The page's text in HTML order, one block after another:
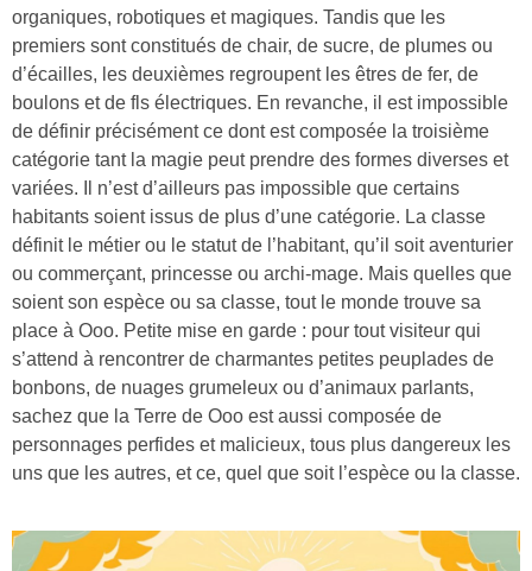
organiques, robotiques et magiques. Tandis que les
premiers sont constitués de chair, de sucre, de plumes ou
d’écailles, les deuxièmes regroupent les êtres de fer, de
boulons et de fls électriques. En revanche, il est impossible
de définir précisément ce dont est composée la troisième
catégorie tant la magie peut prendre des formes diverses et
variées. Il n’est d’ailleurs pas impossible que certains
habitants soient issus de plus d’une catégorie. La classe
définit le métier ou le statut de l’habitant, qu’il soit aventurier
ou commerçant, princesse ou archi-mage. Mais quelles que
soient son espèce ou sa classe, tout le monde trouve sa
place à Ooo. Petite mise en garde : pour tout visiteur qui
s’attend à rencontrer de charmantes petites peuplades de
bonbons, de nuages grumeleux ou d’animaux parlants,
sachez que la Terre de Ooo est aussi composée de
personnages perfides et malicieux, tous plus dangereux les
uns que les autres, et ce, quel que soit l’espèce ou la classe.